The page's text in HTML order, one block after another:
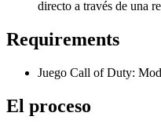
directo a través de una
Requirements
Juego Call of Duty:
El proceso